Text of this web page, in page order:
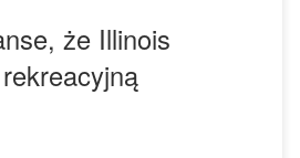
że Illinois